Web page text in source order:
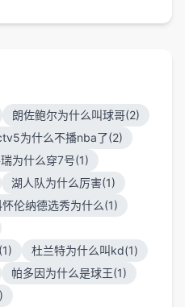
朗佐鲍尔为什么叫球哥(2)
为什么不播nba了(2)
为什么穿7号(1)
湖人队为什么厉害(1)
怀伦纳德选秀为什么(1)
杜兰特为什么叫kd(1)
帕多因为什么是球王(1)